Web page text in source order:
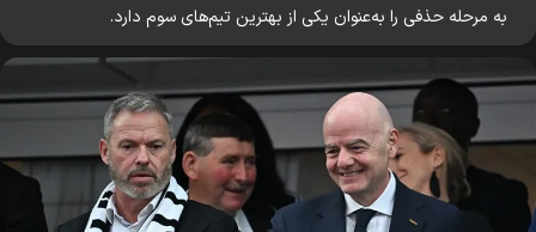
به مرحله حذفی را به‌عنوان یکی از بهترین تیم‌های سوم دارد.